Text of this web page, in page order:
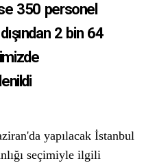
350 personel
2 bin 64
yapılacak İstanbul
seçimiyle ilgili